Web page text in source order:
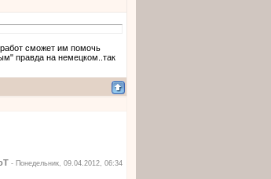
сможет им помочь
правда на немецком..так
- Понедельник, 09.04.2012, 06:34